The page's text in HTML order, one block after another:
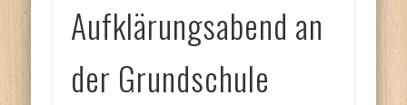
Aufklärungsabend an
der Grundschule